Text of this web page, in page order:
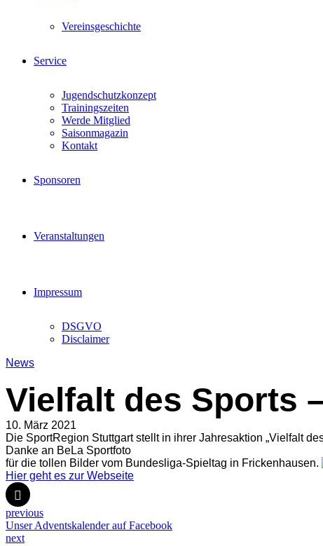
Vereinsgeschichte
Service
Jugendschutzkonzept
Trainingszeiten
Werde Mitglied
Saisonmagazin
Kontakt
Sponsoren
Veranstaltungen
Impressum
DSGVO
Disclaimer
News
Vielfalt des Sports
10. März 2021
Die SportRegion Stuttgart stellt in ihrer Jahresaktion „Vielfalt
Danke an BeLa Sportfoto
für die tollen Bilder vom Bundesliga-Spieltag in Frickenhausen.
Hier geht es zur Webseite
previous
Unser Adventskalender auf Facebook
next